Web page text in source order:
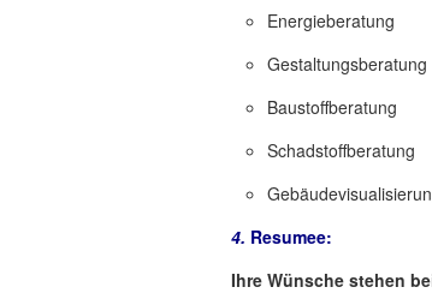
Energieberatung
Gestaltungsberatung
Baustoffberatung
Schadstoffberatung
4. Resumee:
Ihre Wünsche stehen